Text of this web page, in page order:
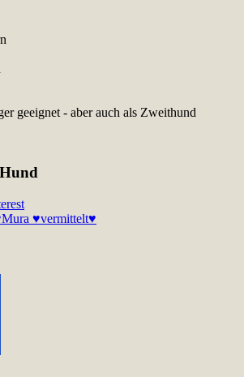
geeignet - aber auch als Zweithund
Mura ♥vermittelt♥